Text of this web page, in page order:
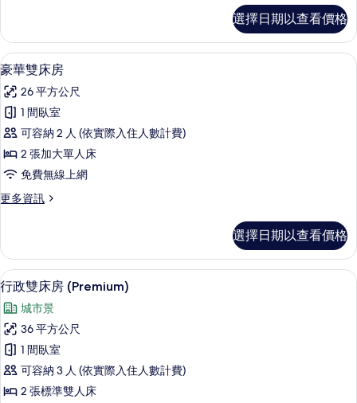
相
片
客
房
的
情
選擇日期以查看價格
顯
示
豪
華
雙
床
房
的
有
相
片
豪華雙床房 | 高級寢具、迷你吧、客
4
豪華雙床房
26 平方公尺
1 間臥室
可容納 2 人 (依實際入住人數計費)
2 張加大單人床
免費無線上網
更多資訊
更
雙
床
房
的
詳
情
選擇日期以查看價格
顯
示
行
政
雙
床
行政雙床房 (Premium) | 高級寢具、
4
行政雙床房 (Premium)
城市景
36 平方公尺
1 間臥室
可容納 3 人 (依實際入住人數計費)
2 張標準雙人床